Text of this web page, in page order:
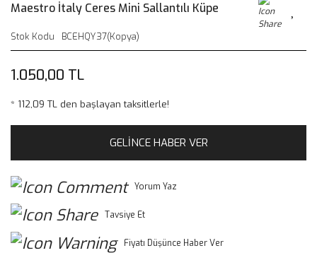
Maestro İtaly Ceres Mini Sallantılı Küpe
Stok Kodu BCEHQY37(Kopya)
1.050,00 TL
* 112,09 TL den başlayan taksitlerle!
GELİNCE HABER VER
Yorum Yaz
Tavsiye Et
Fiyatı Düşünce Haber Ver